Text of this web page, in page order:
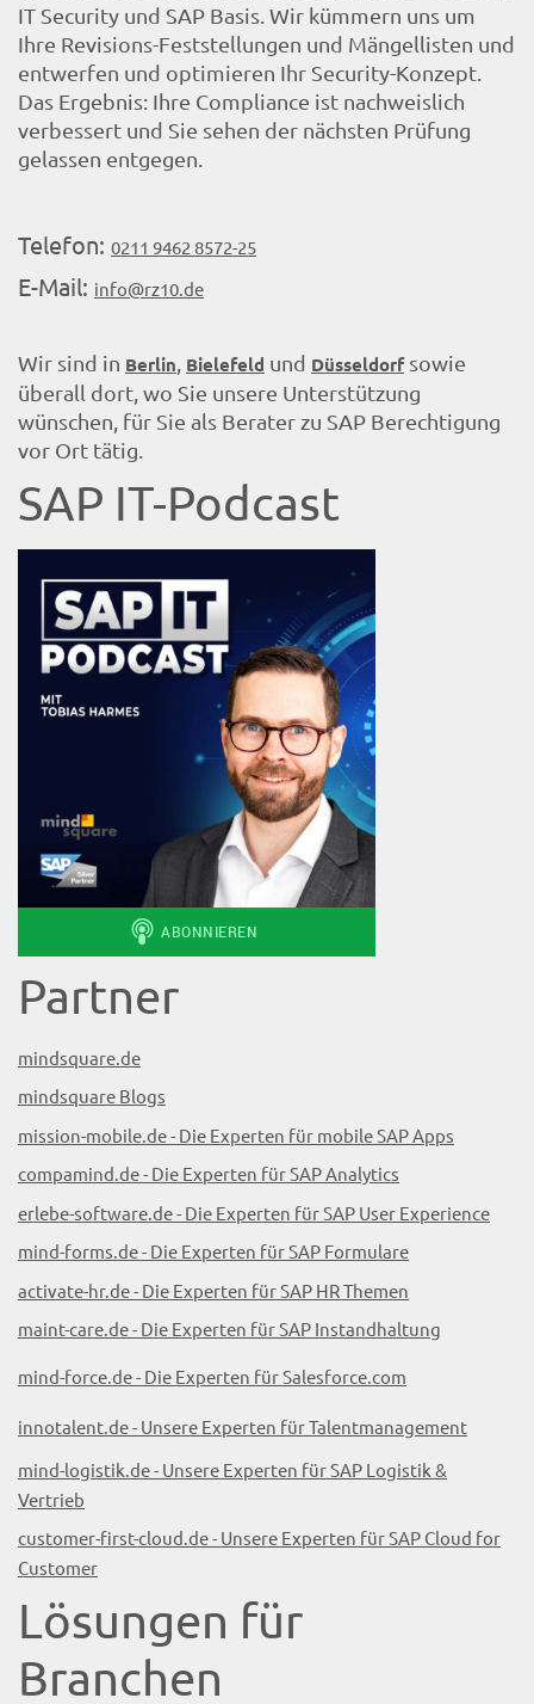
IT Security und SAP Basis. Wir kümmern uns um
Ihre Revisions-Feststellungen und Mängellisten und
entwerfen und optimieren Ihr Security-Konzept.
Das Ergebnis: Ihre Compliance ist nachweislich
verbessert und Sie sehen der nächsten Prüfung
gelassen entgegen.
Telefon: 0211 9462 8572-25
E-Mail: info@rz10.de
Wir sind in Berlin Bielefeld und Düsseldorfsowie
überall dort, wo Sie unsere Unterstützung
wünschen, für Sie als Berater zu SAP Berechtigung
vor Ort tätig.
SAP IT-Podcast
Partner
mindsquare.de
mindsquare Blogs
mission-mobile.de - Die Experten für mobile SAP Apps
compamind.de - Die Experten für SAP Analytics
erlebe-software.de - Die Experten für SAP User Experience
mind-forms.de - Die Experten für SAP Formulare
activate-hr.de - Die Experten für SAP HR Themen
maint-care.de - Die Experten für SAP Instandhaltung
mind-force.de - Die Experten für Salesforce.com
innotalent.de - Unsere Experten für Talentmanagement
mind-logistik.de - Unsere Experten für SAP Logistik &
Vertrieb
customer-first-cloud.de - Unsere Experten für SAP Cloud for
Customer
Lösungen für
Branchen